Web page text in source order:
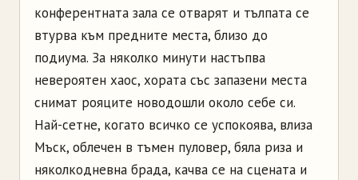
конферентната зала се отварят и тълпата се
втурва към предните места, близо до
подиума. За няколко минути настъпва
невероятен хаос, хората със запазени места
снимат рояците новодошли около себе си.
Най-сетне, когато всичко се успокоява, влиза
Мъск, облечен в тъмен пуловер, бяла риза и
няколкодневна брада, качва се на сцената и